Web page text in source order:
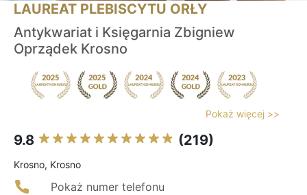
LAUREAT PLEBISCYTU ORŁY
Antykwariat i Księgarnia Zbigniew
Oprządek Krosno
Pokaż więcej >>
9.8 (219)
Krosno, Krosno
Pokaż numer telefonu